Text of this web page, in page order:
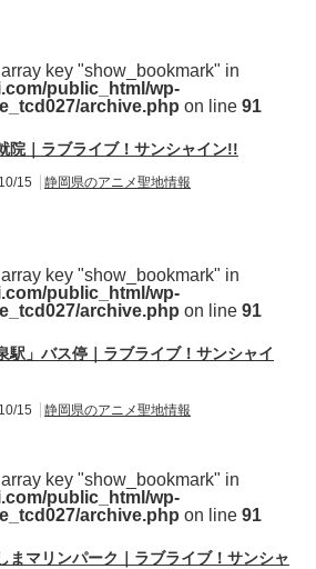
key "show_bookmark" in
public_html/wp-
archive.php on line 91
院｜ラブライブ！サンシャイン!!
15 静岡県のアニメ聖地情報
key "show_bookmark" in
public_html/wp-
archive.php on line 91
駅」バス停｜ラブライブ！サンシャイ
15 静岡県のアニメ聖地情報
key "show_bookmark" in
public_html/wp-
archive.php on line 91
まマリンパーク｜ラブライブ！サンシャ